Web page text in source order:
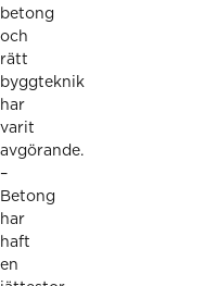
betong
och
rätt
byggteknik
har
varit
avgörande.
–
Betong
har
haft
en